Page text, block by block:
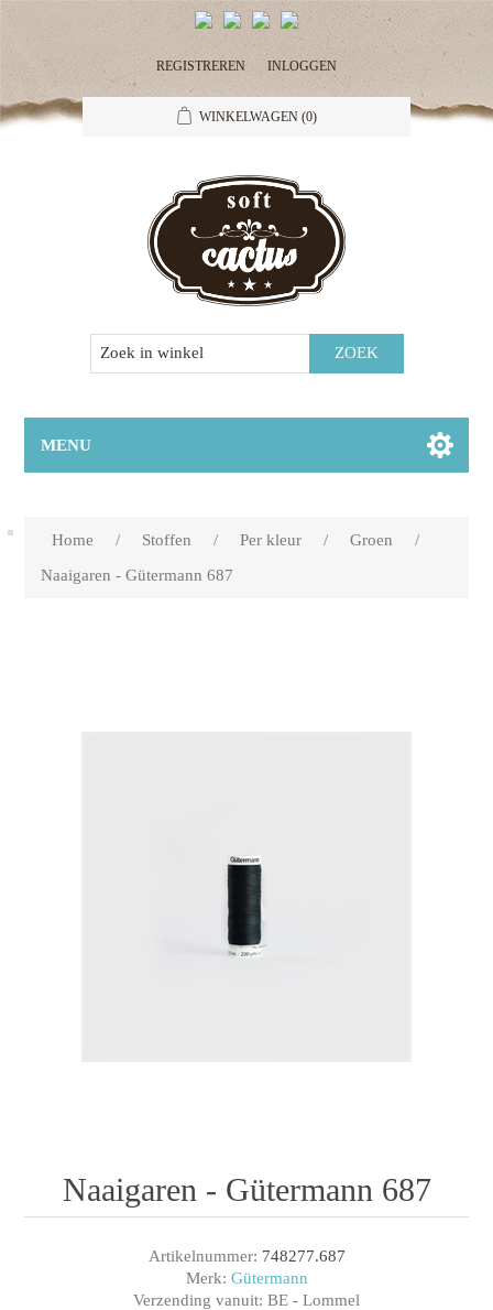
REGISTREREN INLOGGEN
WINKELWAGEN (0)
MENU
Home / Stoffen / Per kleur / Groen
/
Naaigaren - Gütermann 687
Naaigaren - Gütermann 687
Artikelnummer: 748277.687
Merk: Gütermann
Verzending vanuit: BE - Lommel